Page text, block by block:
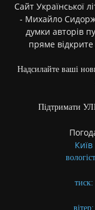
Сайт Української
- Михайло
думки авторів
пряме
Надсилайте ваші
Підтримати
Київ
тиск:
вітер: